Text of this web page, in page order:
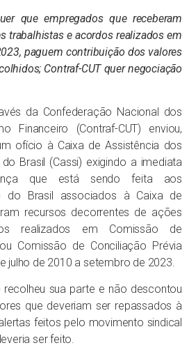
que empregados que receberam
trabalhistas e acordos realizados em
paguem contribuição dos valores
Contraf-CUT quer negociação
da Confederação Nacional dos
Financeiro (Contraf-CUT) enviou,
ofício à Caixa de Assistência dos
Brasil (Cassi) exigindo a imediata
que está sendo feita aos
do Brasil associados à Caixa de
recursos decorrentes de ações
realizados em Comissão de
Comissão de Conciliação Prévia
julho de 2010 a setembro de 2023.
sua parte e não descontou
que deveriam ser repassados à
feitos pelo movimento sindical
ser feito.